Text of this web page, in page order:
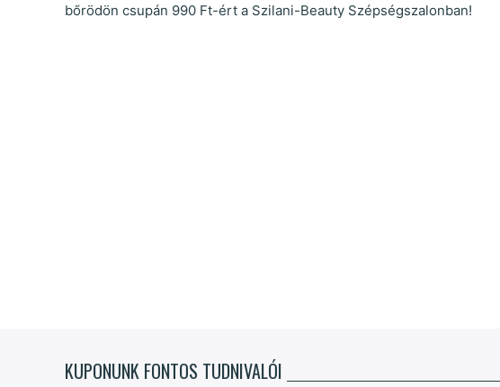
bőrödön csupán 990 Ft-ért a Szilani-Beauty Szépségszalonban!
KUPONUNK FONTOS TUDNIVALÓI